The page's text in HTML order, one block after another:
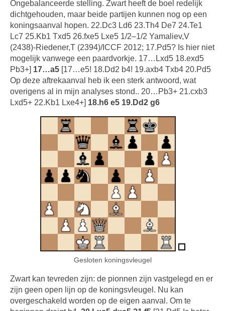
Ongebalanceerde stelling. Zwart heeft de boel redelijk
dichtgehouden, maar beide partijen kunnen nog op een
koningsaanval hopen. 22.Dc3 Ld6 23.Th4 De7 24.Te1
Lc7 25.Kb1 Txd5 26.fxe5 Lxe5 1/2–1/2 Yamaliev,V
(2438)-Riedener,T (2394)/ICCF 2012; 17.Pd5? Is hier niet
mogelijk vanwege een paardvorkje. 17…Lxd5 18.exd5
Pb3+] 17…a5 [17…e5! 18.Dd2 b4! 19.axb4 Txb4 20.Pd5
Op deze aftrekaanval heb ik een sterk antwoord, wat
overigens al in mijn analyses stond.. 20…Pb3+ 21.cxb3
Lxd5+ 22.Kb1 Lxe4+] 18.h6 e5 19.Dd2 g6
Gesloten koningsvleugel
Zwart kan tevreden zijn: de pionnen zijn vastgelegd en er
zijn geen open lijn op de koningsvleugel. Nu kan
overgeschakeld worden op de eigen aanval. Om te